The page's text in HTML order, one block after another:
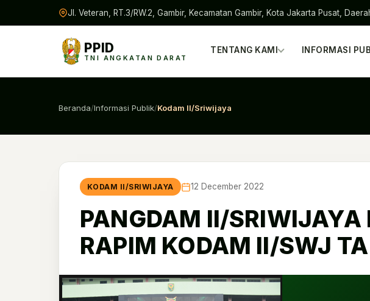
Jl. Veteran, RT.3/RW.2, Gambir, Kecamatan Gambir, Kota Jakarta Pusat,
PPID
TNI ANGKATAN DARAT
TENTANG KAMI INFORMASI
Beranda/Informasi Publik/Kodam II/Sriwijaya
KODAM II/SRIWIJAYA 12 December 2022
PANGDAM II/SRIWIJAYA
RAPIM KODAM II/SWJ